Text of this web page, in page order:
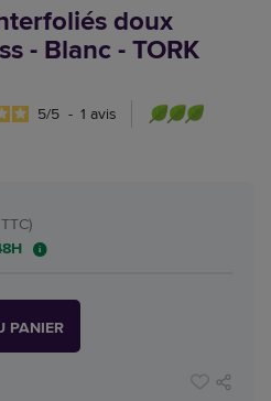
doux
- Blanc - TORK
5/5 - 1 avis
PANIER